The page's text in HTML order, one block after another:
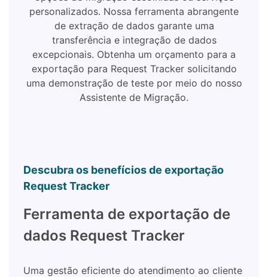
personalizados. Nossa ferramenta abrangente
de extração de dados garante uma
transferência e integração de dados
excepcionais. Obtenha um orçamento para a
exportação para Request Tracker solicitando
uma demonstração de teste por meio do nosso
Assistente de Migração.
Descubra os benefícios de exportação
Request Tracker
Ferramenta de exportação de
dados Request Tracker
Uma gestão eficiente do atendimento ao cliente